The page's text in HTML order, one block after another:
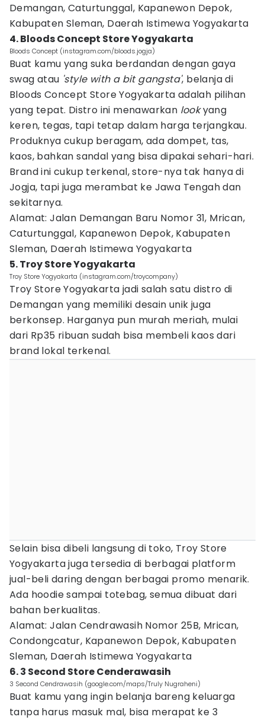
Demangan, Caturtunggal, Kapanewon Depok,
Kabupaten Sleman, Daerah Istimewa Yogyakarta
4. Bloods Concept Store Yogyakarta
Bloods Concept (instagram.com/bloods.jogja)
Buat kamu yang suka berdandan dengan gaya
swag atau 'style with a bit gangsta', belanja di
Bloods Concept Store Yogyakarta adalah pilihan
yang tepat. Distro ini menawarkan lookyang
keren, tegas, tapi tetap dalam harga terjangkau.
Produknya cukup beragam, ada dompet, tas,
kaos, bahkan sandal yang bisa dipakai sehari-hari.
Brand ini cukup terkenal, store-nya tak hanya di
Jogja, tapi juga merambat ke Jawa Tengah dan
sekitarnya.
Alamat: Jalan Demangan Baru Nomor 31, Mrican,
Caturtunggal, Kapanewon Depok, Kabupaten
Sleman, Daerah Istimewa Yogyakarta
5. Troy Store Yogyakarta
Troy Store Yogyakarta (instagram.com/troycompany)
Troy Store Yogyakarta jadi salah satu distro di
Demangan yang memiliki desain unik juga
berkonsep. Harganya pun murah meriah, mulai
dari Rp35 ribuan sudah bisa membeli kaos dari
brand lokal terkenal.
Selain bisa dibeli langsung di toko, Troy Store
Yogyakarta juga tersedia di berbagai platform
jual-beli daring dengan berbagai promo menarik.
Ada hoodie sampai totebag, semua dibuat dari
bahan berkualitas.
Alamat: Jalan Cendrawasih Nomor 25B, Mrican,
Condongcatur, Kapanewon Depok, Kabupaten
Sleman, Daerah Istimewa Yogyakarta
6. 3 Second Store Cenderawasih
3 Second Cendrawasih (google.com/maps/Truly Nugraheni)
Buat kamu yang ingin belanja bareng keluarga
tanpa harus masuk mal, bisa merapat ke 3